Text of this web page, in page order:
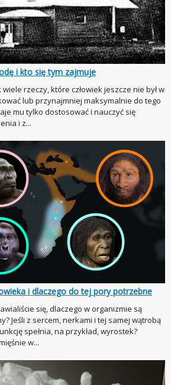
i kto się tym zajmuje
rzeczy, które człowiek jeszcze nie był w
lub przynajmniej maksymalnie do tego
mu tylko dostosować i nauczyć się
i z...
i dlaczego do tej pory potrzebne
się, dlaczego w organizmie są
Jeśli z sercem, nerkami i tej samej wątrobą
spełnia, na przykład, wyrostek?
w...